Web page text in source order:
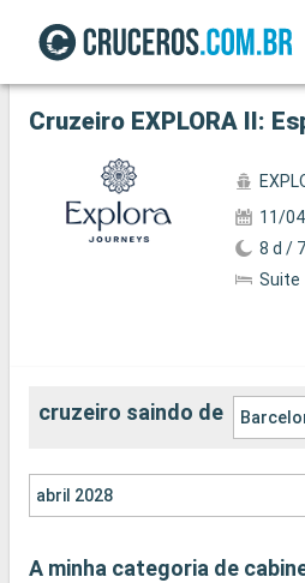
Ver a 101 fotos
Cruzeiro EXPLORA II:
11/
8 d /
Suite
cruzeiro saindo de
abril 2028
A minha categoria de